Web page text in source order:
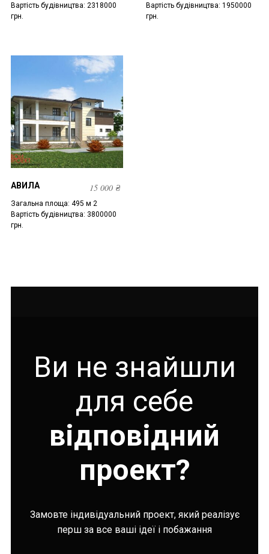
Вартість будівництва: 2318000
грн.
Вартість будівництва: 1950000
грн.
АВИЛА 15 000₴
Загальна площа: 495 м 2
Вартість будівництва: 3800000
грн.
Ви не знайшли
для себе
відповідний
проект?
Замовте індивідуальний проект, який реалізує
перш за все ваші ідеї і побажання